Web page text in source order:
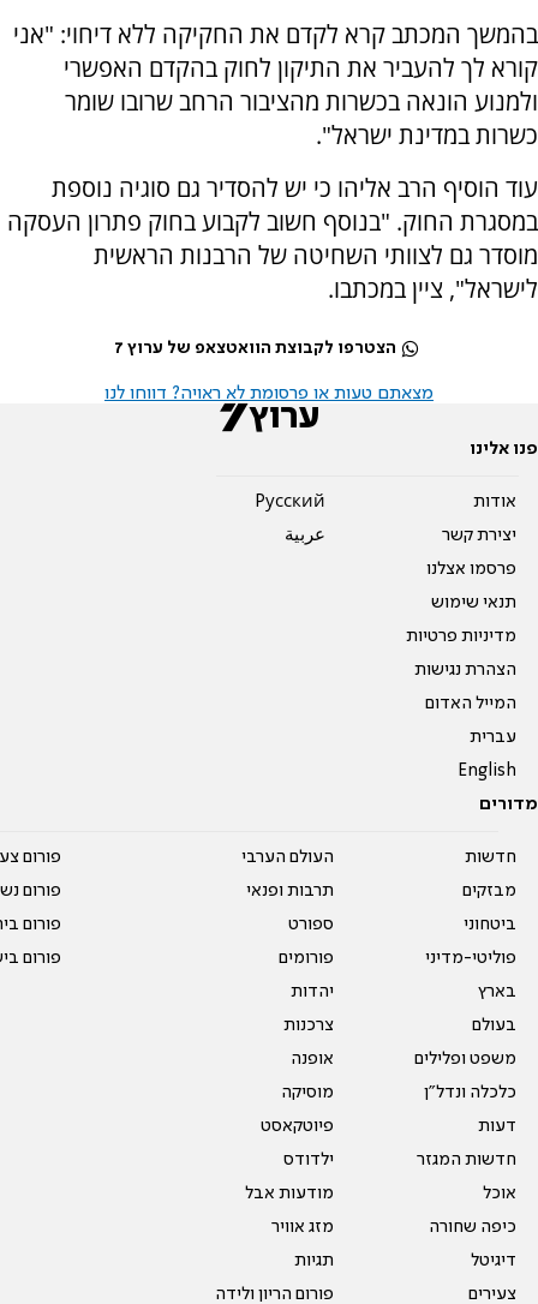
בהמשך המכתב קרא לקדם את החקיקה ללא דיחוי: "אני
קורא לך להעביר את התיקון לחוק בהקדם האפשרי
ולמנוע הונאה בכשרות מהציבור הרחב שרובו שומר
כשרות במדינת ישראל".
עוד הוסיף הרב אליהו כי יש להסדיר גם סוגיה נוספת
במסגרת החוק. "בנוסף חשוב לקבוע בחוק פתרון העסקה
מוסדר גם לצוותי השחיטה של הרבנות הראשית
לישראל", ציין במכתבו.
הצטרפו לקבוצת הוואטצאפ של ערוץ 7
מצאתם טעות או פרסומת לא ראויה? דווחו לנו
פנו אלינו
אודות
יצירת קשר
פרסמו אצלנו
תנאי שימוש
מדיניות פרטיות
הצהרת נגישות
המייל האדום
עברית
English
Pусский
عربية
מדורים
חדשות
מבזקים
ביטחוני
פוליטי-מדיני
בארץ
בעולם
משפט ופלילים
כלכלה ונדל"ן
דעות
חדשות המגזר
אוכל
כיפה שחורה
דיגיטל
צעירים
העולם הערבי
תרבות ופנאי
ספורט
פורומים
יהדות
צרכנות
אופנה
מוסיקה
פיוטקאסט
ילדודס
מודעות אבל
מזג אוויר
תגיות
פורום הריון ולידה
פורום
פורום
פורום
פורום